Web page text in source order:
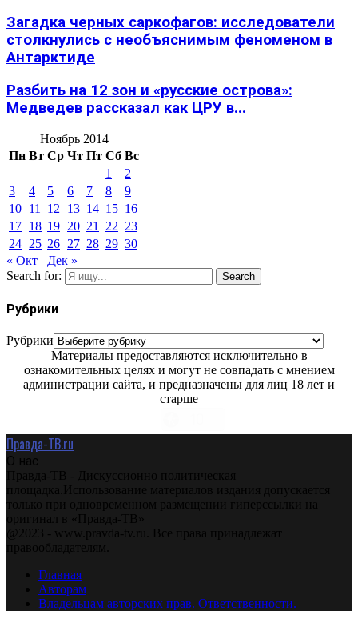
Загадка черных саркофагов: исследователи
столкнулись с необъяснимым феноменом в
Антарктиде
Разбить на 12 зон и «русские острова»:
Медведев рассказал как ЦРУ в...
Ноябрь 2014
Пн Вт Ср Чт Пт Сб Вс
1
2
3
4 5 6 7 8
9
10 11 12 13 14 15 16
17 18 19 20 21 22 23
24 25 26 27 28 29 30
« Окт
Дек »
Search for:
Search
Рубрики
Рубрики
Материалы предоставляются исключительно в
ознакомительных целях и могут не совпадать с мнением
администрации сайта, и предназначены для лиц 18 лет и
старше
Правда-ТВ.ru
О нас
Правда-ТВ - Дискуссионно политическая
площадка.Использование материалов издания допускается
только при одновременном размещении гиперссылки на
оригинал в «Правда-ТВ»
@2023 - www.pravda-tv.ru. Все права принадлежат
правообладателям.
Главная
Авторам
Владельцам авторских прав. Ответственности.